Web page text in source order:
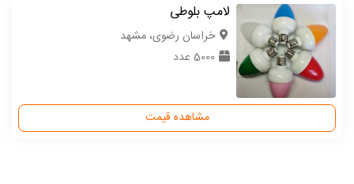
لامپ بلوطی
خراسان رضوی، مشهد
5000 عدد
مشاهده قیمت